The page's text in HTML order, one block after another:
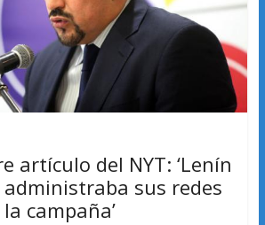
artículo del NYT: ‘Lenín
sus redes
campaña’